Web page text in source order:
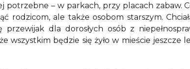
potrzebne – w parkach, przy placach zabaw.
rodzicom, ale także osobom starszym.
dla dorosłych osób z
wszystkim będzie się żyło w mieście jeszcze